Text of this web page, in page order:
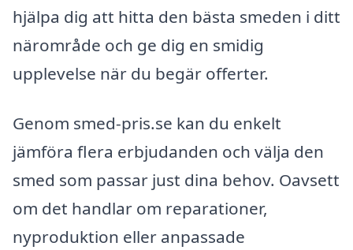
hjälpa dig att hitta den bästa smeden i ditt
närområde och ge dig en smidig
upplevelse när du begär offerter.
Genom smed-pris.se kan du enkelt
jämföra flera erbjudanden och välja den
smed som passar just dina behov. Oavsett
om det handlar om reparationer,
nyproduktion eller anpassade